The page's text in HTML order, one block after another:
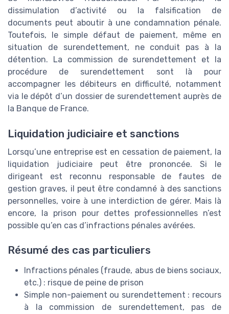
dissimulation d’activité ou la falsification de
documents peut aboutir à une condamnation pénale.
Toutefois, le simple défaut de paiement, même en
situation de surendettement, ne conduit pas à la
détention. La commission de surendettement et la
procédure de surendettement sont là pour
accompagner les débiteurs en difficulté, notamment
via le dépôt d’un dossier de surendettement auprès de
la Banque de France.
Liquidation judiciaire et sanctions
Lorsqu’une entreprise est en cessation de paiement, la
liquidation judiciaire peut être prononcée. Si le
dirigeant est reconnu responsable de fautes de
gestion graves, il peut être condamné à des sanctions
personnelles, voire à une interdiction de gérer. Mais là
encore, la prison pour dettes professionnelles n’est
possible qu’en cas d’infractions pénales avérées.
Résumé des cas particuliers
Infractions pénales (fraude, abus de biens sociaux,
etc.) : risque de peine de prison
Simple non-paiement ou surendettement : recours
à la commission de surendettement, pas de